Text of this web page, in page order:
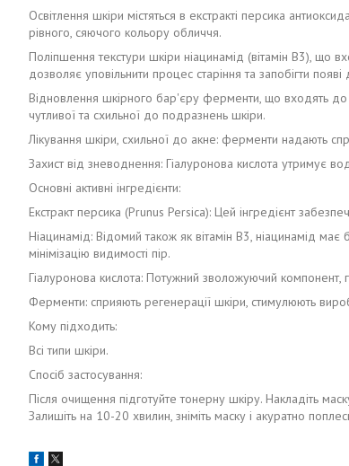
Освітлення шкіри містяться в екстракті персика
рівного, сяючого кольору обличчя.
Поліпшення текстури шкіри ніацинамід (вітамін B3),
дозволяє уповільнити процес старіння та запобігти
Відновлення шкірного бар'єру ферменти, що входять
чутливої та схильної до подразнень шкіри.
Лікування шкіри, схильної до акне: ферменти надають
Захист від зневоднення: Гіалуронова кислота утримує
Основні активні інгредієнти:
Екстракт персика (Prunus Persica): Цей інгредієнт
Ніацинамід: Відомий також як вітамін B3, ніацинамід
мінімізацію видимості пір.
Гіалуронова кислота: Потужний зволожуючий компонент,
Ферменти: сприяють регенерації шкіри, стимулюють
Кому підходить:
Всі типи шкіри.
Спосіб застосування:
Після очищення підготуйте тонерну шкіру. Накладіть
Залишіть на 10-20 хвилин, зніміть маску і акуратно